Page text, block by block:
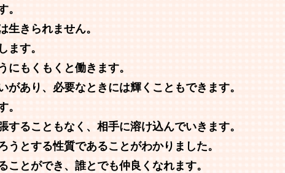
。
きられません。
す。
もくもくと働きます。
あり、必要なときには輝くこともできます。
。
ることもなく、相手に溶け込んでいきます。
とする性質であることがわかりました。
とができ、誰とでも仲良くなれます。